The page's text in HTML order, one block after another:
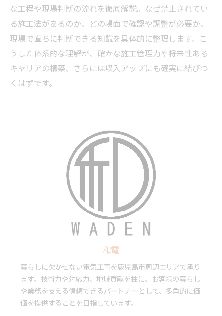
な工程や現場判断の流れを徹底解説。なぜ禁止されてい
る施工法があるのか、どの場面で確認や調整が必要か、
現場で直ちに判断できる知識を具体的に整理します。こ
うした体系的な理解が、確かな施工管理力や将来性ある
キャリアの構築、さらには収入アップにも確実に結びつ
くはずです。
和電
暮らしに欠かせない電気工事を鹿児島市周辺エリアで承り
ます。技術力や対応力、地域貢献を柱に、お客様の暮らし
や業務を支える信頼できるパートナーとして、多角的に価
値を提供することを目指しています。